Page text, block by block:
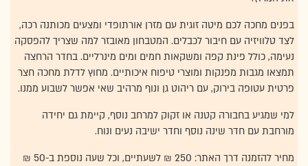
בפנים מחכה לכם מיטה זוגית עם מזרן אורתופדי ומצעים מכותנה רכה,
לצד טלוויזיה עם חיבור לכבלים. המטבחון מאובזר למה שצריך להפסקה
נעימה, כולל פינת קפה ומשקאות חמים ומים מינרליים. בחדר הרחצה
תמצאו מגבות מפנקות ומוצרי טיפוח איכותיים. מחוץ לדלת מחכה חצר
פרטית עטופה בירוק, עם ריהוט גן ונוף מרהיב שאי אפשר לשבוע ממנו.
למי שמגיע בחבורה קטנה או זקוק למרחב נוסף, קיימת גם יחידה
מורחבת עם חדר שינה נוסף וחדר ישיבה נעים ונוח.
מחיר להזמנה דרך האתר: 250 ₪ לשעתיים, וכל שעה נוספת ב-50 ₪